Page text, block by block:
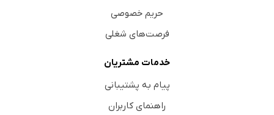
حریم خصوصی
فرصت‌های شغلی
خدمات مشتریان
پیام به پشتیبانی
راهنمای کاربران